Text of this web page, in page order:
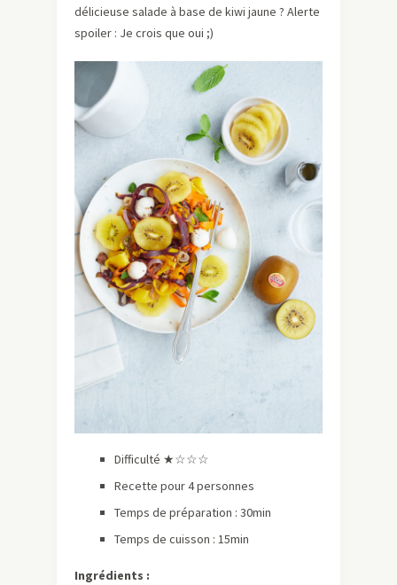
délicieuse salade à base de kiwi jaune ? Alerte
spoiler : Je crois que oui ;)
Difficulté ★☆☆☆
Recette pour 4 personnes
Temps de préparation : 30min
Temps de cuisson : 15min
Ingrédients :